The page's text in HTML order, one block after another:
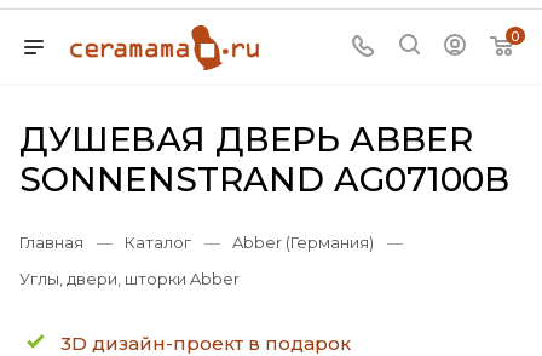
0
ДУШЕВАЯ ДВЕРЬ ABBER
SONNENSTRAND AG07100B
Главная — Каталог — Abber (Германия)
—
Углы, двери, шторки Abber
3D дизайн-проект в подарок